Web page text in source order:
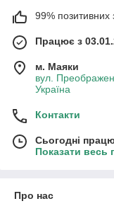
99% позитивних
Працює з
м. Маяки
вул.
Україна
Контакти
Сьогодні
Показати весь
Про нас